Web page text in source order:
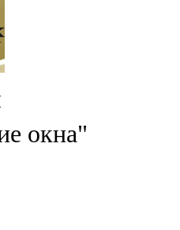
окна"